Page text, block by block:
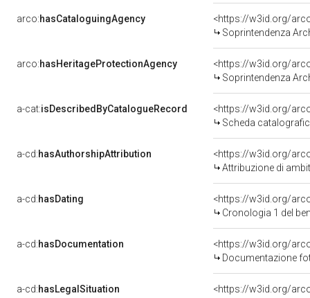
arco:hasCataloguingAgency
<https://w3id.org/
Soprintendenza
arco:hasHeritageProtectionAgency
<https://w3id.org/
Soprintendenza
a-cat:isDescribedByCatalogueRecord
<https://w3id.org/
Scheda
a-cd:hasAuthorshipAttribution
<https://w3id.org/
Attribuzione di
a-cd:hasDating
<https://w3id.org/
Cronologia 1 del
a-cd:hasDocumentation
Documentazione
a-cd:hasLegalSituation